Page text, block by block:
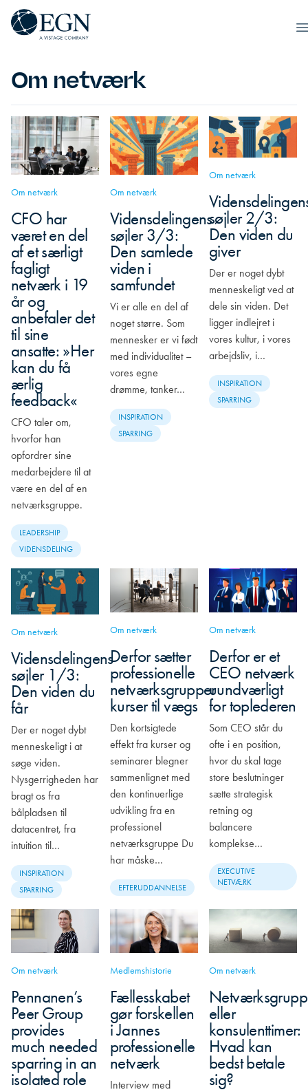
Spring til indhold
Executives' Global Network
Om netværk
Om netværk
CFO har
været en del
af et særligt
fagligt
netværk i 19
år og
anbefaler det
til sine
ansatte: »Her
kan du få
ærlig
feedback«
CFO taler om,
hvorfor han
opfordrer sine
medarbejdere til at
være en del af en
netværksgruppe.
LEADERSHIP
VIDENSDELING
Om netværk
Vidensdelingens
søjler 3/3:
Den samlede
viden i
samfundet
Vi er alle en del af
noget større. Som
mennesker er vi født
med individualitet –
vores egne
drømme, tanker…
INSPIRATION
SPARRING
Om netværk
søjler 2/3:
Den viden du
giver
Der er noget dybt
menneskeligt ved at
dele sin viden. Det
ligger indlejret i
vores kultur, i vores
arbejdsliv, i…
INSPIRATION
SPARRING
Om netværk
Vidensdelingens
søjler 1/3:
Den viden du
får
Der er noget dybt
menneskeligt i at
søge viden.
Nysgerrigheden har
bragt os fra
bålpladsen til
datacentret, fra
intuition til…
INSPIRATION
SPARRING
Om netværk
Derfor sætter
professionelle
netværksgrupper
kurser til vægs
Den kortsigtede
effekt fra kurser og
seminarer blegner
sammenlignet med
den kontinuerlige
udvikling fra en
professionel
netværksgruppe Du
har måske…
EFTERUDDANNELSE
Om netværk
Derfor er et
CEO netværk
uundværligt
for toplederen
Som CEO står du
ofte i en position,
hvor du skal tage
store beslutninger
sætte strategisk
retning og
balancere
komplekse…
EXECUTIVE
NETVÆRK
Om netværk
Pennanen’s
Peer Group
provides
much needed
sparring in an
isolated role
Medlemshistorie
Fællesskabet
gør forskellen
i Jannes
professionelle
netværk
Interview med
Om netværk
eller
konsulenttimer:
Hvad kan
bedst betale
sig?